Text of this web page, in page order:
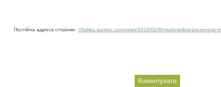
Постійна адреса сторінки: //fadiez.sumno.com/news/2010/02/8/mushmellow-prezentuje-